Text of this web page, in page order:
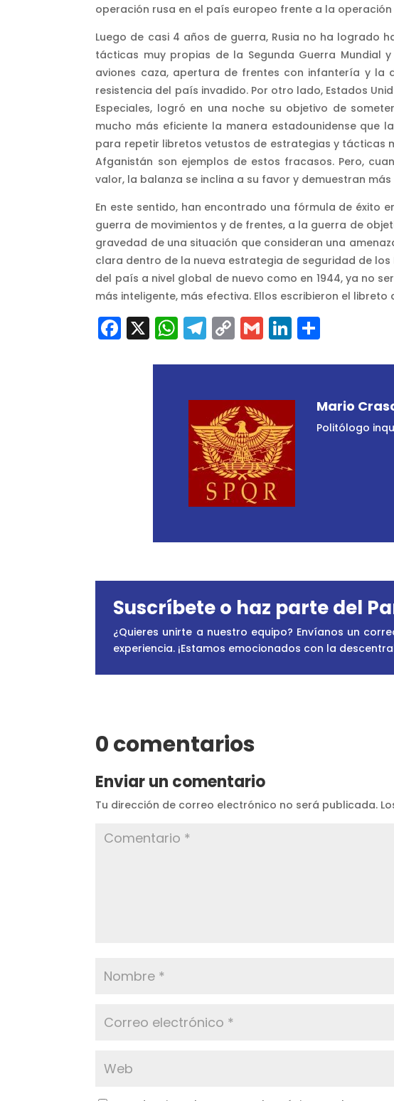
operación rusa en el país europeo frente a la
Luego de casi 4 años de guerra, Rusia no ha logrado
tácticas muy propias de la Segunda Guerra Mundial
aviones caza, apertura de frentes con infantería y
resistencia del país invadido. Por otro lado, Estados
Especiales, logró en una noche su objetivo de
mucho más eficiente la manera estadounidense que
para repetir libretos vetustos de estrategias y tácticas
Afganistán son ejemplos de estos fracasos. Pero,
valor, la balanza se inclina a su favor y demuestran
En este sentido, han encontrado una fórmula de éxito
guerra de movimientos y de frentes, a la guerra de
gravedad de una situación que consideran una
clara dentro de la nueva estrategia de seguridad de
del país a nivel global de nuevo como en 1944, ya no
más inteligente, más efectiva. Ellos escribieron el
Facebook
X WhatsApp
Telegram
CopyGmailLinkedIn
Mario
Politólogo
Suscríbete o haz parte del
¿Quieres unirte a nuestro equipo? Envíanos un
experiencia. ¡Estamos emocionados con la
0 comentarios
Enviar un comentario
Tu dirección de correo electrónico no será publicada.